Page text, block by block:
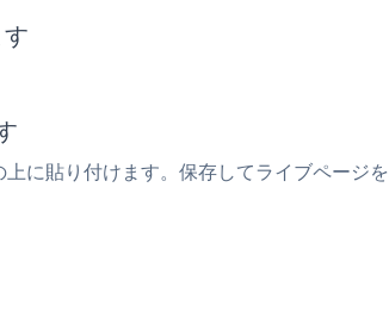
貼り付けます。保存してライブページを